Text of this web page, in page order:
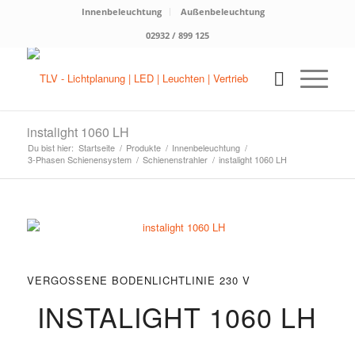
Innenbeleuchtung
Außenbeleuchtung
02932 / 899 125
instalight 1060 LH
Du bist hier: Startseite / Produkte / Innenbeleuchtung /
3-Phasen Schienensystem / Schienenstrahler / instalight 1060 LH
VERGOSSENE BODENLICHTLINIE 230 V
INSTALIGHT 1060 LH